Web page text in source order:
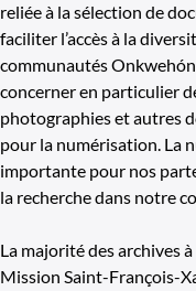
reliée à la sélection de
faciliter l’accès à la
communautés
concerner en particulier
photographies et autres
pour la numérisation. La
importante pour nos
la recherche dans notre
La majorité des archives
Mission Saint-François-